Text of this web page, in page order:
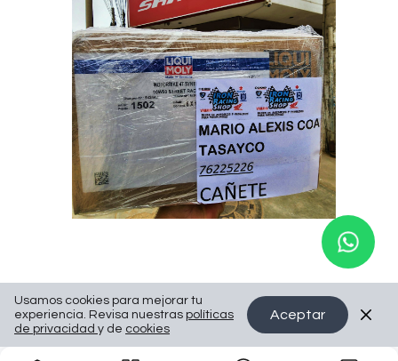
Usamos cookies para mejorar tu
experiencia. Revisa nuestras políticas
de privacidad y de cookies
Aceptar